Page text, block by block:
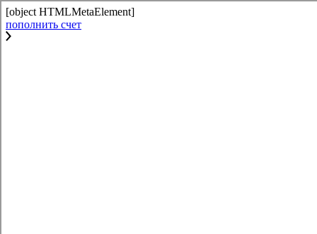
[object HTMLMetaElement]
пополнить счет